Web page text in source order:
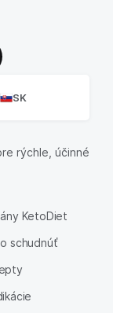
SK
rýchle, účinné
KetoDiet
schudnúť